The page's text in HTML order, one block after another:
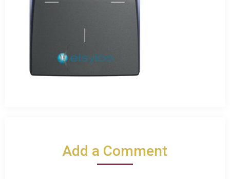
Add a Comment